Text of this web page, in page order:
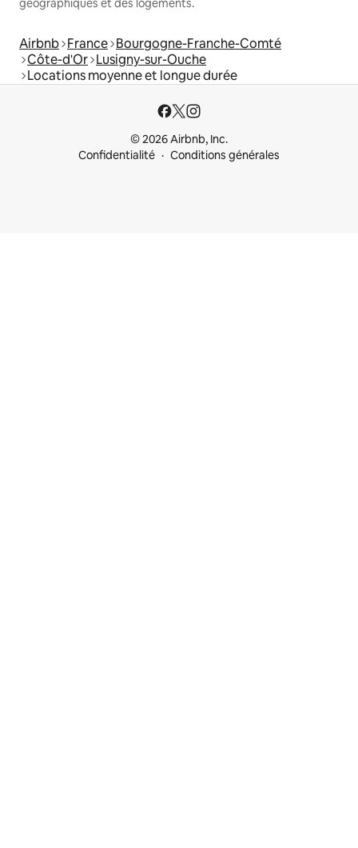
géographiques et des logements.
Airbnb France Bourgogne-Franche-Comté
Côte-d'Or Lusigny-sur-Ouche
Locations moyenne et longue durée
© 2026 Airbnb, Inc.
Confidentialité
Conditions générales